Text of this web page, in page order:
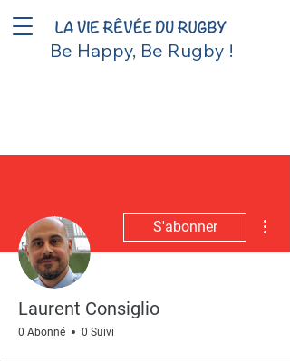
Be Happy, Be Rugby !
S'abonner
Laurent Consiglio
0 Abonné 0 Suivi